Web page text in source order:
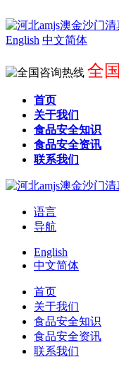
English 中文简体
全
首页
关于我们
食品安全知识
食品安全资讯
联系我们
语言
导航
English
中文简体
首页
关于我们
食品安全知识
食品安全资讯
联系我们